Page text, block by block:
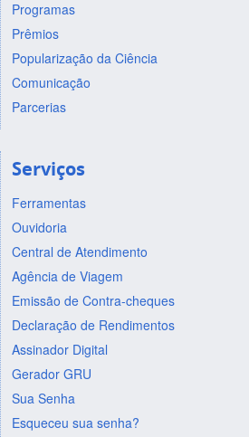
Programas
Prêmios
Popularização da Ciência
Comunicação
Parcerias
Serviços
Ferramentas
Ouvidoria
Central de Atendimento
Agência de Viagem
Emissão de Contra-cheques
Declaração de Rendimentos
Assinador Digital
Gerador GRU
Sua Senha
Esqueceu sua senha?